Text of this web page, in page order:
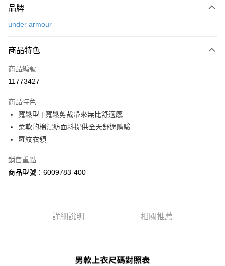
信用卡一次付款
Apple Pay
街口支付
Google Pay
全盈+PAY
大哥付你分期
相關說明
1.本服務由台灣大哥大提供，台灣大哥大用戶可立即使用無須另外申請。
3.實際核准額度、可分期數及費用金額請依後續交易確認頁面所載為準。
4.訂單成立30分鐘內，如未前往確認交易或遇審核未通過，訂單將自動取
1.分期款項不併入電信帳單，「大哥付你分期」於每月結算日後寄送繳費提
AFTEE先享後付
【「AFTEE先享後付」結帳流程】
每筆NT$70，滿NT$899(含以上)免運費
品牌
under armour
商品特色
商品編號
11773427
商品特色
寬鬆型 | 寬鬆剪裁帶來無比舒適感
柔軟的棉混紡面料提供全天舒適體驗
羅紋衣領
銷售重點
商品型號：6009783-400
詳細說明 相關推薦